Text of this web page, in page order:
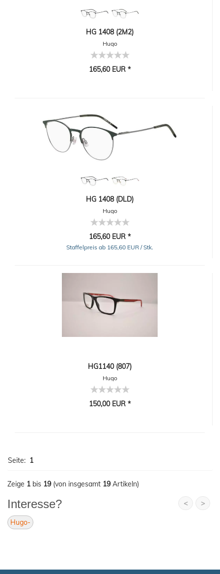
HG 1408 (2M2)
Hugo
165,60 EUR *
HG 1408 (DLD)
Hugo
165,60 EUR *
Staffelpreis ab 165,60 EUR / Stk.
HG1140 (807)
Hugo
150,00 EUR *
Seite: 1
Zeige 1 bis 19(von insgesamt 19Artikeln)
Interesse? < >
Hugo-